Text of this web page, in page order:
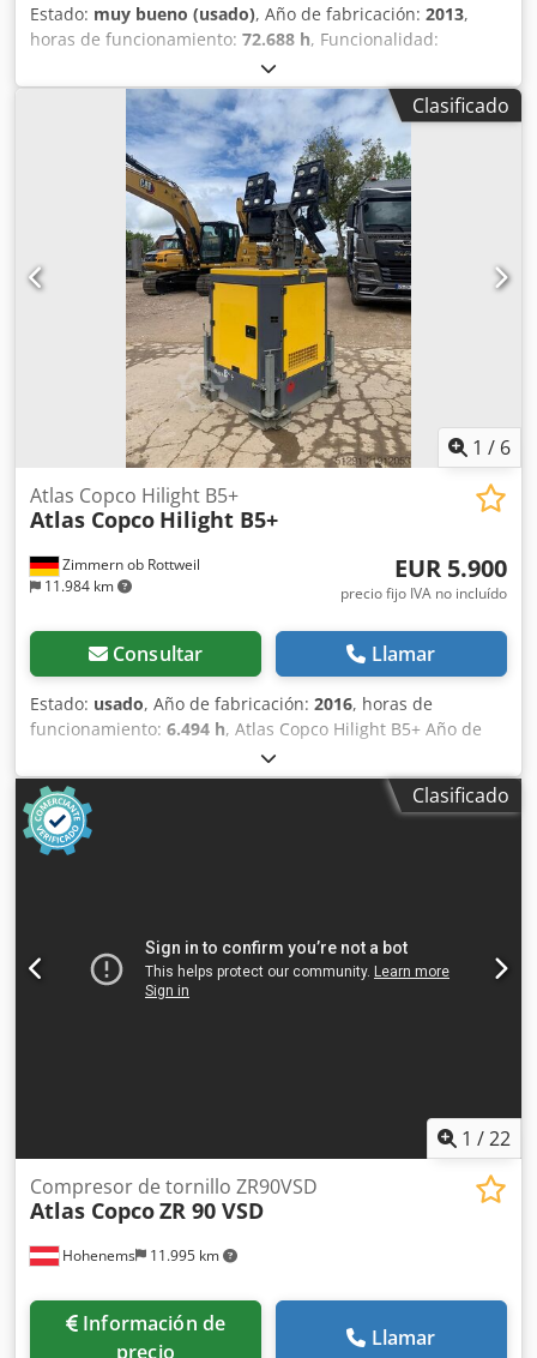
Estado: muy bueno (usado), Año de fabricación: 2013,
horas de funcionamiento: 72.688 h, Funcionalidad:
, Compresor de tornillo Atlas Copco
GA45VSDFF Inversor y secador integrados. 45 kW 12,75 bar
8,67 m³/min Crsdjznlx Sspfx Aftjf Año de fabricación: 2013
Horas de funcionamiento: 72.688 h
Clasificado
1 / 6
Zimmern ob Rottweil
11.984 km
Atlas Copco Hilight B5+
Atlas Copco Hilight B5+
EUR 5.900
precio fijo IVA no incluído
Consultar Llamar
Estado: usado, Año de fabricación: 2016, horas de
funcionamiento: 6.494 h, Atlas Copco Hilight B5+ Año de
fabricación: 2016 Horas de funcionamiento: 6.494 h
Iluminación LED: 4 × 350 W Codpsy R Atzsfx Aftsrf
Cobertura de luz: hasta 5.000 m² Peso: 981 kg
Clasificado
1 /22
Hohenems 11.995 km
Compresor de tornillo ZR90VSD
Atlas CopcoZR 90 VSD
Información de
precio
Llamar